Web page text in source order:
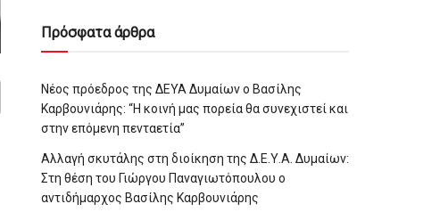
Πρόσφατα άρθρα
Νέος πρόεδρος της ΔΕΥΑ Δυμαίων ο Βασίλης
Καρβουνιάρης: “Η κοινή μας πορεία θα συνεχιστεί και
στην επόμενη πενταετία”
Αλλαγή σκυτάλης στη διοίκηση της Δ.Ε.Υ.Α. Δυμαίων:
Στη θέση του Γιώργου Παναγιωτόπουλου ο
αντιδήμαρχος Βασίλης Καρβουνιάρης